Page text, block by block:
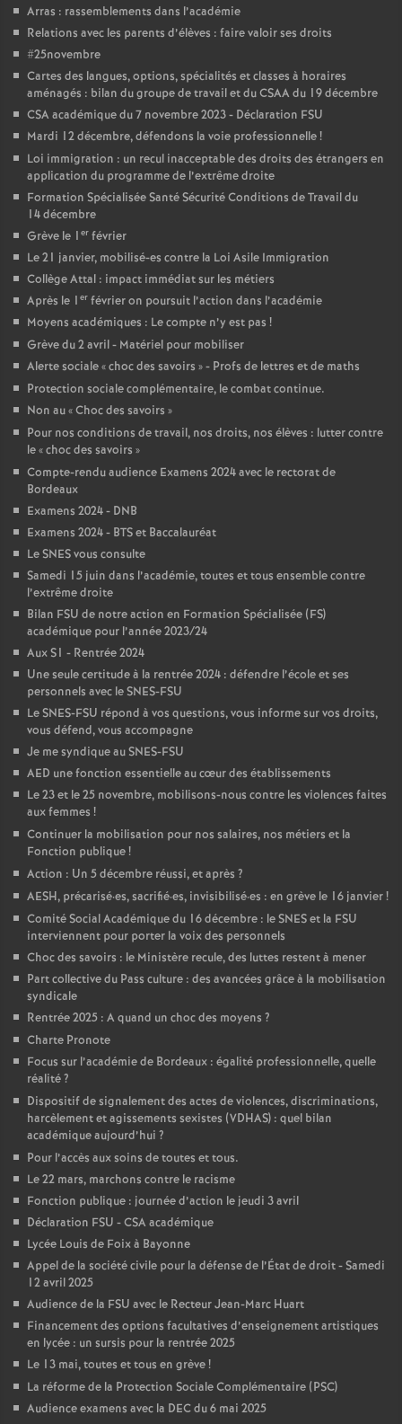
s
d
e
S
e
c
n
d
d
g
r
O
l
é
a
n
s
o
u
s
Arras : rassemblements dans l’académie
Relations avec les parents d’élèves : faire valoir ses droits
#25novembre
Cartes des langues, options, spécialités et classes à horaires
aménagés : bilan du groupe de travail et du CSAA du 19 décembre
CSA académique du 7 novembre 2023 - Déclaration FSU
Mardi 12 décembre, défendons la voie professionnelle!
Loi immigration : un recul inacceptable des droits des étrangers en
application du programme de l’extrême droite
Formation Spécialisée Santé Sécurité Conditions de Travail du
14 décembre
Grève le 1 er février
Le 21 janvier, mobilisé-es contre la Loi Asile Immigration
Collège Attal : impact immédiat sur les métiers
Après le 1 er février on poursuit l’action dans l’académie
Moyens académiques : Le compte n’y est pas !
Grève du 2 avril - Matériel pour mobiliser
Alerte sociale «choc des savoirs » - Profs de lettres et de maths
Protection sociale complémentaire, le combat continue.
Non au «Choc des savoirs »
Pour nos conditions de travail, nos droits, nos élèves : lutter contre
le «choc des savoirs »
Compte-rendu audience Examens 2024 avec le rectorat de
Bordeaux
Examens 2024 - DNB
Examens 2024 - BTS et Baccalauréat
Le SNES vous consulte
Samedi 15 juin dans l’académie, toutes et tous ensemble contre
l’extrême droite
Bilan FSU de notre action en Formation Spécialisée (FS)
académique pour l’année 2023/24
Aux S1 - Rentrée 2024
Une seule certitude à la rentrée 2024 : défendre l’école et ses
personnels avec le SNES-FSU
Le SNES-FSU répond à vos questions, vous informe sur vos droits,
vous défend, vous accompagne
Je me syndique au SNES-FSU
AED une fonction essentielle au cœur des établissements
Le 23 et le 25 novembre, mobilisons-nous contre les violences faites
aux femmes !
Continuer la mobilisation pour nos salaires, nos métiers et la
Fonction publique!
Action : Un 5 décembre réussi, et après ?
AESH, précarisé·es, sacrifié·es, invisibilisé·es : en grève le 16 janvier!
Comité Social Académique du 16 décembre : le SNES et la FSU
interviennent pour porter la voix des personnels
Choc des savoirs : le Ministère recule, des luttes restent à mener
Part collective du Pass culture : des avancées grâce à la mobilisation
syndicale
Rentrée 2025 : A quand un choc des moyens ?
Charte Pronote
Focus sur l’académie de Bordeaux : égalité professionnelle, quelle
réalité?
Dispositif de signalement des actes de violences, discriminations,
harcèlement et agissements sexistes (VDHAS) : quel bilan
académique aujourd’hui ?
Pour l’accès aux soins de toutes et tous.
Le 22 mars, marchons contre le racisme
Fonction publique : journée d’action le jeudi 3 avril
Déclaration FSU - CSA académique
Lycée Louis de Foix à Bayonne
Appel de la société civile pour la défense de l’État de droit - Samedi
12 avril 2025
Audience de la FSU avec le Recteur Jean-Marc Huart
Financement des options facultatives d’enseignement artistiques
en lycée : un sursis pour la rentrée 2025
Le 13 mai, toutes et tous en grève!
La réforme de la Protection Sociale Complémentaire (PSC)
Audience examens avec la DEC du 6 mai 2025